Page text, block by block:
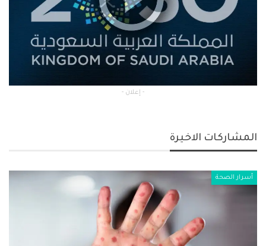
- إعلان -
المشاركات الاخيرة
أسرار الصحة